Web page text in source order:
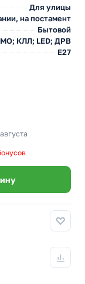
Для улицы
на постамент
Бытовой
КЛЛ; LED; ДРВ
E27